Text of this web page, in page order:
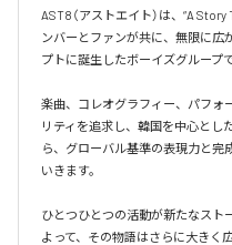
AST8（アストエイト）は、“A
ンバーとファンが共に、無限に広
プトに誕生したボーイズグループで
楽曲、コレオグラフィー、パフォ
リティを追求し、韓国を中心とし
ら、グローバル基準の表現力と完
いきます。
ひとつひとつの活動が新たなスト
よって、その物語はさらに大きく